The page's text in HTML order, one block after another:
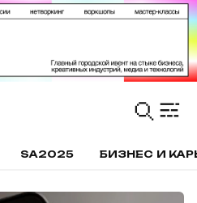
SA2025 БИЗНЕС И